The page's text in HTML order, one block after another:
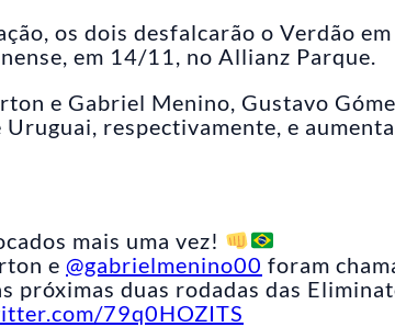
os dois desfalcarão o Verdão
em 14/11, no Allianz Parque.
e Gabriel Menino, Gustavo
Uruguai, respectivamente, e
mais uma vez!
e @gabrielmenino00 foram
próximas duas rodadas das
79q0HOZITS